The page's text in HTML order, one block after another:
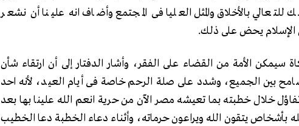
للتعالي بالأخلاق والمثل العليا فى المجتمع وأضاف انه علينا أن نشعر
الإسلام يحض على ذلك.
سيمكن الأمة من القضاء على الفقر، وأشار الدفتار إلى أن ارتقاء شأن
بين الجميع، وشدد على صلة الرحم خاصة فى أيام العيد، لأنه احد
خلال خطبته بما تعيشه مصر الآن من حرية انعم الله علينا بها بعد
بأشخاص يتقون الله ويراعون حرماته، وأثناء دعاء الخطبة دعا الخطيب